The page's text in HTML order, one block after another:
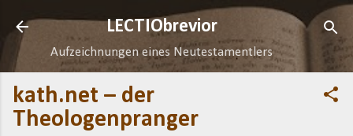
Direkt zum Hauptbereich
LECTIObrevior
Aufzeichnungen eines Neutestamentlers
kath.net – der
Theologenpranger